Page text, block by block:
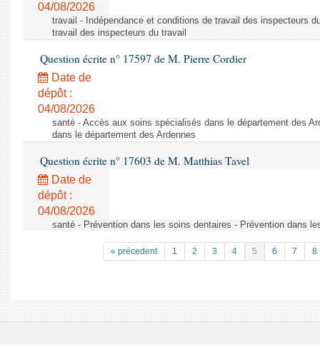
04/08/2026
travail - Indépendance et conditions de travail des inspecteurs
travail des inspecteurs du travail
Question écrite n° 17597 de M. Pierre Cordier
Date de
dépôt :
04/08/2026
santé - Accès aux soins spécialisés dans le département des
dans le département des Ardennes
Question écrite n° 17603 de M. Matthias Tavel
Date de
dépôt :
04/08/2026
santé - Prévention dans les soins dentaires - Prévention dans
« précedent 1 2 3 4 5 6 7 8